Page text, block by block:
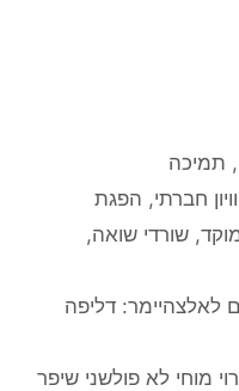
, תמיכה
חברתי, הפגת
, שורדי שואה,
דליפה
מוחי לא פולשני שיפר